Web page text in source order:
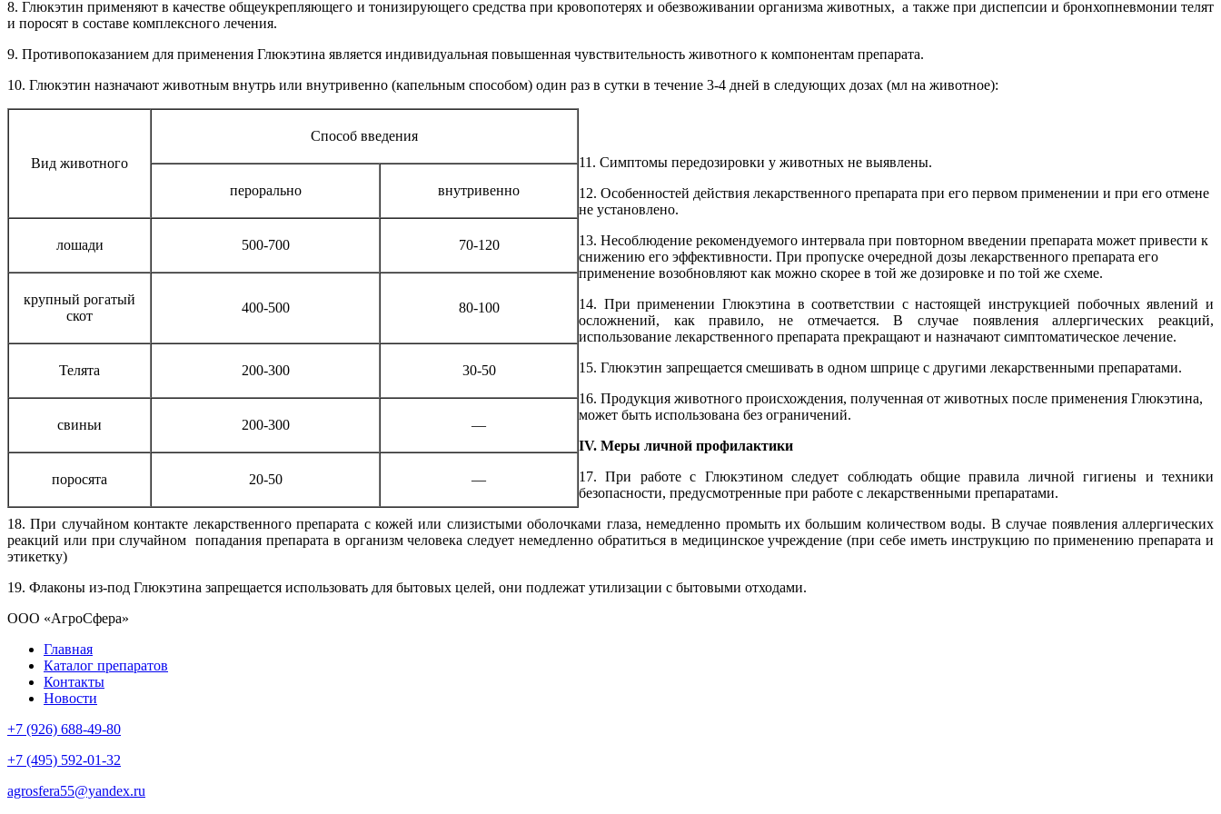
8. Глюкэтин применяют в качестве общеукрепляющего и тонизирующего средства при кровопотерях и обезвоживании организма животных, а также при диспепсии и бронхопневмонии телят
и поросят в составе комплексного лечения.
9. Противопоказанием для применения Глюкэтина является индивидуальная повышенная чувствительность животного к компонентам препарата.
10. Глюкэтин назначают животным внутрь или внутривенно (капельным способом) один раз в сутки в течение 3-4 дней в следующих дозах (мл на животное):
Вид животного
Способ введения
перорально внутривенно
лошади 500-700 70-120
крупный рогатый
скот
400-500 80-100
Телята 200-300 30-50
свиньи 200-300 —
поросята 20-50 —
11. Симптомы передозировки у животных не выявлены.
12. Особенностей действия лекарственного препарата при его первом применении и при его отмене
не установлено.
13. Несоблюдение рекомендуемого интервала при повторном введении препарата может привести к
снижению его эффективности. При пропуске очередной дозы лекарственного препарата его
применение возобновляют как можно скорее в той же дозировке и по той же схеме.
14. При применении Глюкэтина в соответствии с настоящей инструкцией побочных явлений и
осложнений, как правило, не отмечается. В случае появления аллергических реакций,
использование лекарственного препарата прекращают и назначают симптоматическое лечение.
15. Глюкэтин запрещается смешивать в одном шприце с другими лекарственными препаратами.
16. Продукция животного происхождения, полученная от животных после применения Глюкэтина,
может быть использована без ограничений.
IV. Меры личной профилактики
17. При работе с Глюкэтином следует соблюдать общие правила личной гигиены и техники
безопасности, предусмотренные при работе с лекарственными препаратами.
18. При случайном контакте лекарственного препарата с кожей или слизистыми оболочками глаза, немедленно промыть их большим количеством воды. В случае появления аллергических
реакций или при случайном попадания препарата в организм человека следует немедленно обратиться в медицинское учреждение (при себе иметь инструкцию по применению препарата и
этикетку)
19. Флаконы из-под Глюкэтина запрещается использовать для бытовых целей, они подлежат утилизации с бытовыми отходами.
ООО «АгроСфера»
Главная
Каталог препаратов
Контакты
Новости
+7 (926) 688-49-80
+7 (495) 592-01-32
agrosfera55@yandex.ru